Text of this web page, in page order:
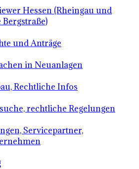
Hessen (Rheingau und
Bergstraße)
und Anträge
in Neuanlagen
Rechtliche Infos
rechtliche Regelungen
Servicepartner,